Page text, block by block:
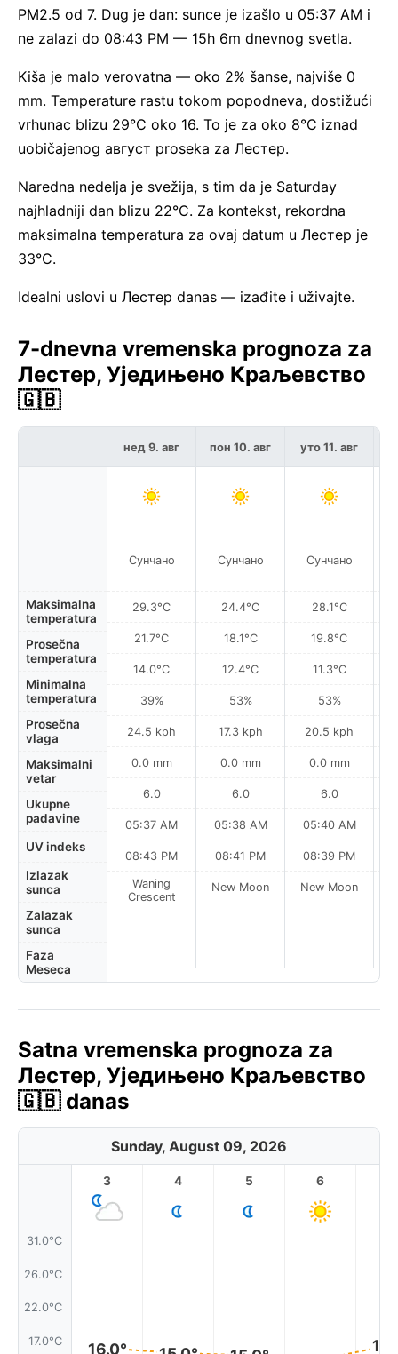
PM2.5 od 7. Dug je dan: sunce je izašlo u 05:37 AM i
ne zalazi do 08:43 PM — 15h 6m dnevnog svetla.
Kiša je malo verovatna — oko 2% šanse, najviše 0
mm. Temperature rastu tokom popodneva, dostižući
vrhunac blizu 29°C oko 16. To je za oko 8°C iznad
uobičajenog август proseka za Лестер.
Naredna nedelja je svežija, s tim da je Saturday
najhladniji dan blizu 22°C. Za kontekst, rekordna
maksimalna temperatura za ovaj datum u Лестер je
33°C.
Idealni uslovi u Лестер danas — izađite i uživajte.
7-dnevna vremenska prognoza za
Лестер, Уједињено Краљевство
🇬🇧
Maksimalna
temperatura
Prosečna
temperatura
Minimalna
temperatura
Prosečna
vlaga
Maksimalni
vetar
Ukupne
padavine
UV indeks
Izlazak
sunca
Zalazak
sunca
Faza
Meseca
нед 9. авг
Сунчано
29.3°C
21.7°C
14.0°C
39%
24.5 kph
0.0 mm
6.0
05:37 AM
08:43 PM
Waning
Crescent
пон 10. авг
Сунчано
24.4°C
18.1°C
12.4°C
53%
17.3 kph
0.0 mm
6.0
05:38 AM
08:41 PM
New Moon
уто 11. авг
Сунчано
28.1°C
19.8°C
11.3°C
53%
20.5 kph
0.0 mm
6.0
05:40 AM
08:39 PM
New Moon
Satna vremenska prognoza za
Лестер, Уједињено Краљевство
🇬🇧 danas
Sunday, August 09, 2026
31.0°C
26.0°C
22.0°C
17.0°C
3
16.0°
4 5 6